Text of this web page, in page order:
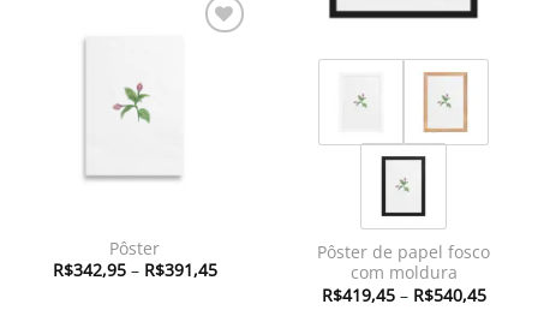
Pôster de papel fosco
com moldura
R$419,45 – R$540,45Faixa
de
Pôster
R$342,95 – R$391,45Faixa
de